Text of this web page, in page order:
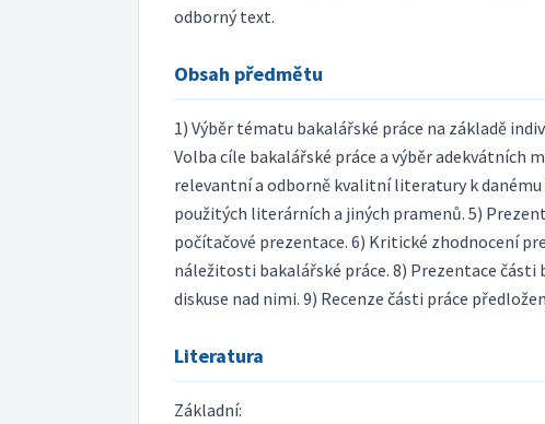
odborný text.
Obsah předmětu
1) Výběr tématu bakalářské práce na základě
Volba cíle bakalářské práce a výběr adekvátních
relevantní a odborně kvalitní literatury k danému
použitých literárních a jiných pramenů. 5)
počítačové prezentace. 6) Kritické zhodnocení
náležitosti bakalářské práce. 8) Prezentace
diskuse nad nimi. 9) Recenze části práce
Literatura
Základní: